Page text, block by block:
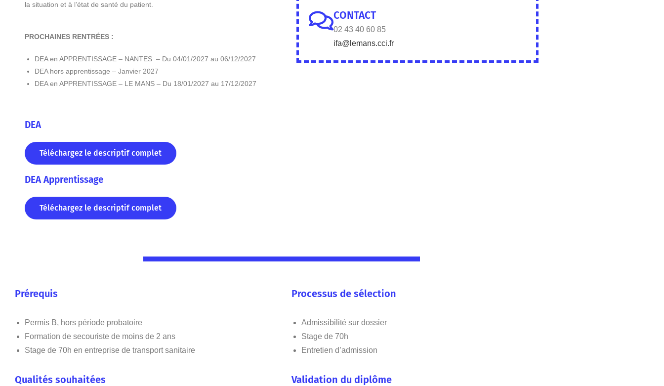
la situation et à l’état de santé du patient.
PROCHAINES RENTRÉES :
DEA en APPRENTISSAGE – NANTES – Du 04/01/2027 au 06/12/2027
DEA hors apprentissage – Janvier 2027
DEA en APPRENTISSAGE – LE MANS – Du 18/01/2027 au 17/12/2027
DEA
Téléchargez le descriptif complet
DEA Apprentissage
Téléchargez le descriptif complet
CONTACT
02 43 40 60 85
ifa@lemans.cci.fr
Prérequis
Permis B, hors période probatoire
Formation de secouriste de moins de 2 ans
Stage de 70h en entreprise de transport sanitaire
Qualités souhaitées
Processus de sélection
Admissibilité sur dossier
Stage de 70h
Entretien d’admission
Validation du diplôme